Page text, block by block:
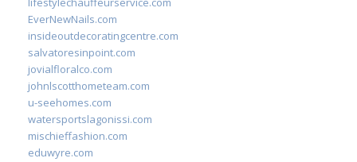
EverNewNails.com
insideoutdecoratingcentre.com
salvatoresinpoint.com
jovialfloralco.com
johnlscotthometeam.com
u-seehomes.com
watersportslagonissi.com
mischieffashion.com
eduwyre.com